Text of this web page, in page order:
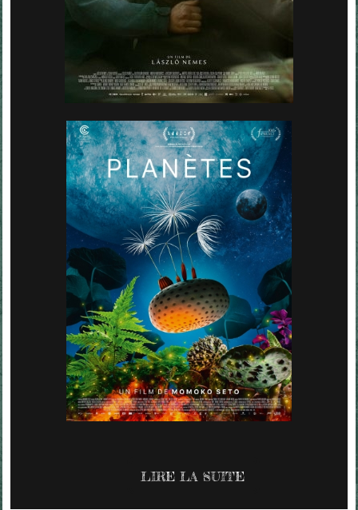
LIRE LA SUITE